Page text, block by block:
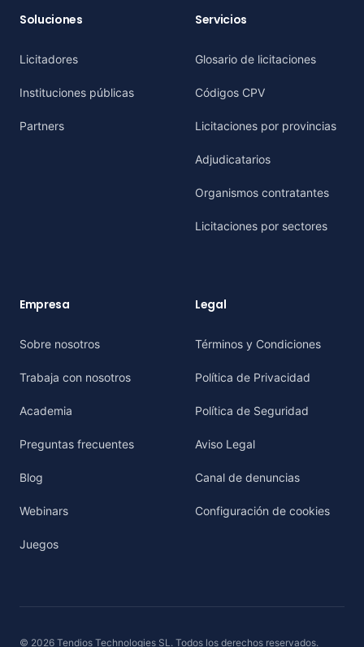
Soluciones
Licitadores
Instituciones públicas
Partners
Servicios
Glosario de licitaciones
Códigos CPV
Licitaciones por provincias
Adjudicatarios
Organismos contratantes
Licitaciones por sectores
Empresa
Sobre nosotros
Trabaja con nosotros
Academia
Preguntas frecuentes
Blog
Webinars
Juegos
Legal
Términos y Condiciones
Política de Privacidad
Política de Seguridad
Aviso Legal
Canal de denuncias
Configuración de cookies
© 2026 Tendios Technologies SL. Todos los derechos reservados.